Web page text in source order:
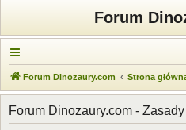
Forum
Forum Dinozaury.com Strona
Forum Dinozaury.com -